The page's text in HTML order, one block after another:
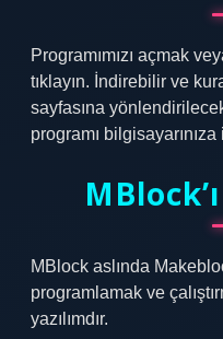
Programımızı açmak
tıklayın. İndirebilir ve
sayfasına
programı
MBlock aslında
programlamak ve
yazılımdır.